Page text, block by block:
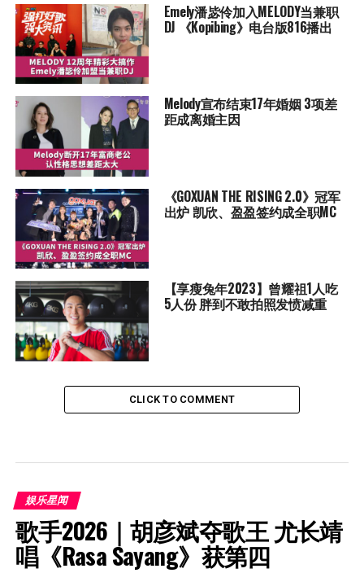
Emely潘毖伶加入MELODY当兼职
DJ 《Kopibing》电台版816播出
Melody宣布结束17年婚姻 3项差
距成离婚主因
《GOXUAN THE RISING 2.0》冠军
出炉 凯欣、盈盈签约成全职MC
【享瘦兔年2023】曾耀祖1人吃
5人份 胖到不敢拍照发愤减重
CLICK TO COMMENT
娱乐星闻
歌手2026｜胡彦斌夺歌王 尤长靖
唱《Rasa Sayang》获第四